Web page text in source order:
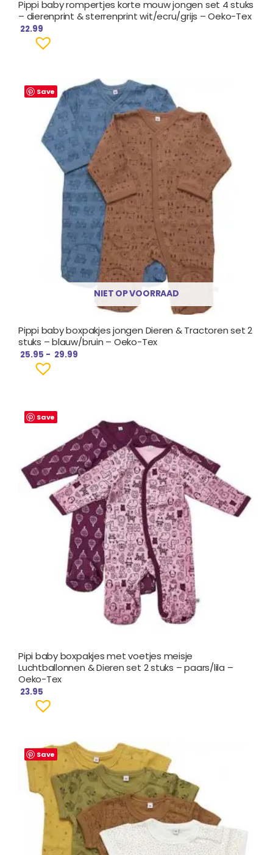
Pippi baby rompertjes korte mouw jongen set 4 stuks
– dierenprint & sterrenprint wit/ecru/grijs – Oeko-Tex
22.99
Save
NIET OP VOORRAAD
Pippi baby boxpakjes jongen Dieren & Tractoren set 2
stuks – blauw/bruin – Oeko-Tex
25.95 - 29.99
Prijsklasse:
€ 25.95
tot
€ 29.99
Save
Pipi baby boxpakjes met voetjes meisje
Luchtballonnen & Dieren set 2 stuks – paars/lila –
Oeko-Tex
23.95
Save